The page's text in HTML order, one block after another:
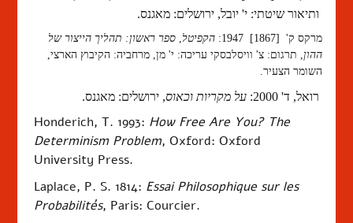
ותיאור שיטתי: י' יובל, ירושלים: מאגנס.
מרקס ק' [1867] 1947: הקפיטל, ספר ראשון: תהליך הייצור של
ההון, תרגום: צ' וויסלבסקי עריכה: י' מן, מרחביה: הקיבוץ הארצי,
השומר הצעיר.
רואל, ד' 2000: על מקריות וכאוס, ירושלים: מאגנס.
Honderich, T. 1993: How Free Are You? The
Determinism Problem, Oxford: Oxford
University Press.
Laplace, P. S. 1814: Essai Philosophique sur les
Probabilités, Paris: Courcier.